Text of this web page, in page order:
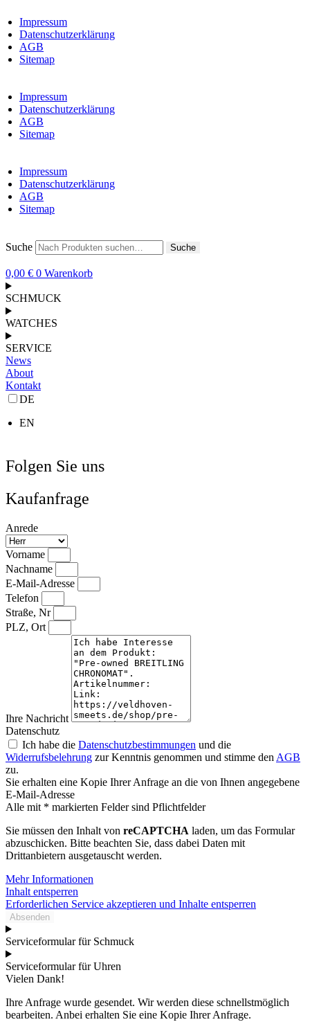
Impressum
Datenschutzerklärung
AGB
Sitemap
Impressum
Datenschutzerklärung
AGB
Sitemap
Impressum
Datenschutzerklärung
AGB
Sitemap
Suche Suche
0,00 € 0 Warenkorb
SCHMUCK
WATCHES
SERVICE
News
About
Kontakt
DE
EN
Folgen Sie uns
Kaufanfrage
Anrede
Vorname
Nachname
E-Mail-Adresse
Telefon
Straße, Nr
PLZ, Ort
Ihre Nachricht
Datenschutz
Ich habe die Datenschutzbestimmungen und die
Widerrufsbelehrung zur Kenntnis genommen und stimme den AGB
zu.
Sie erhalten eine Kopie Ihrer Anfrage an die von Ihnen angegebene
E-Mail-Adresse
Alle mit * markierten Felder sind Pflichtfelder
Sie müssen den Inhalt von reCAPTCHA laden, um das Formular
abzuschicken. Bitte beachten Sie, dass dabei Daten mit
Drittanbietern ausgetauscht werden.
Mehr Informationen
Inhalt entsperren
Erforderlichen Service akzeptieren und Inhalte entsperren
Absenden
Serviceformular für Schmuck
Serviceformular für Uhren
Vielen Dank!
Ihre Anfrage wurde gesendet. Wir werden diese schnellstmöglich
bearbeiten. Anbei erhalten Sie eine Kopie Ihrer Anfrage.